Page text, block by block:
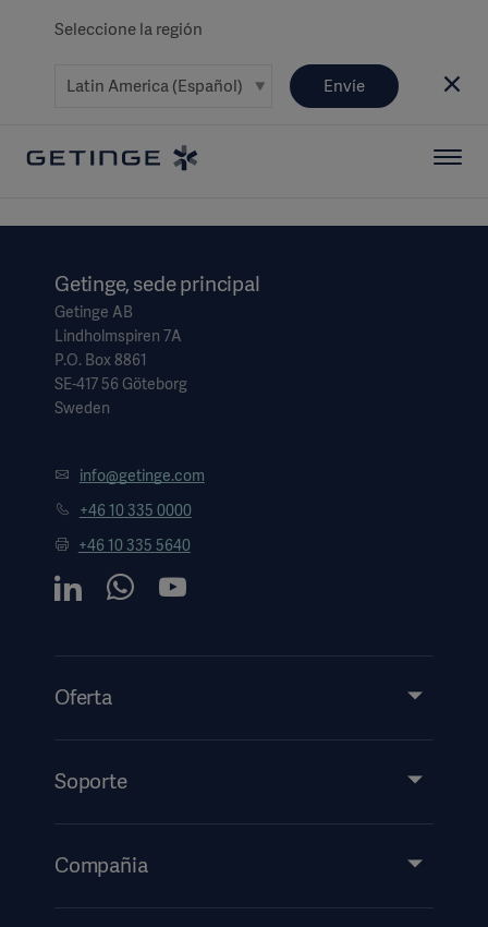
Seleccione la región
Envíe
Getinge, sede principal
Getinge AB
Lindholmspiren 7A
P.O. Box 8861
SE-417 56 Göteborg
Sweden
info@getinge.com
+46 10 335 0000
+46 10 335 5640
Oferta
Servicios
Soporte
Eventos
Compañia